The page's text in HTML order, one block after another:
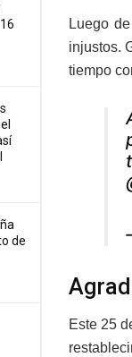
de
Luego
injustos.
tiempo
Este 25